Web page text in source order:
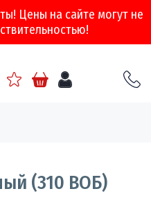
Цены на сайте могут не
оборудование
(310 ВОБ)